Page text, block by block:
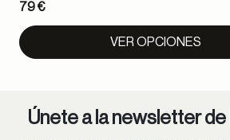
79 €
VER OPCIONES
Únete a la newsletter